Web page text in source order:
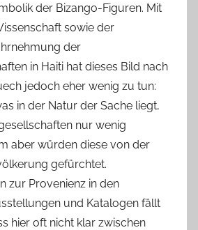
der Bizango-Figuren. Mit
sowie der
der
in Haiti hat dieses Bild nach
jedoch eher wenig zu tun:
in der Natur der Sache liegt,
nur wenig
aber würden diese von der
gefürchtet.
zur Provenienz in den
und Katalogen fällt
hier oft nicht klar zwischen